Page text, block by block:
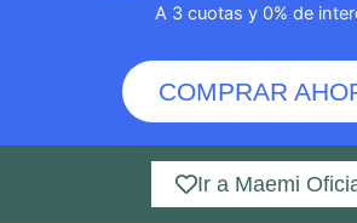
A 3 cuotas y 0% de
COMPRAR
Ir a Maemi